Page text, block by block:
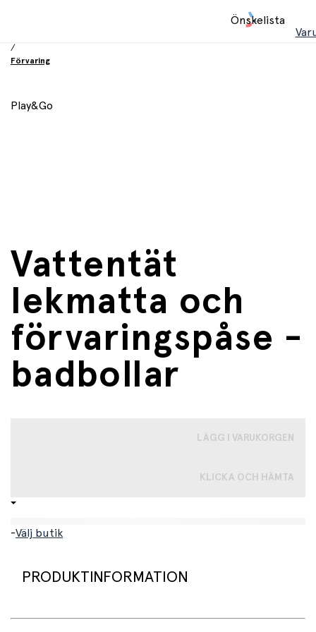
Önskelista
/
Förvaring
Play&Go
Vattentät
lekmatta och
förvaringspåse -
badbollar
LÄGG I VARUKORGEN
KLICKA OCH HÄMTA
-Välj butik
PRODUKTINFORMATION